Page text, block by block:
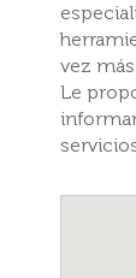
vez
Le